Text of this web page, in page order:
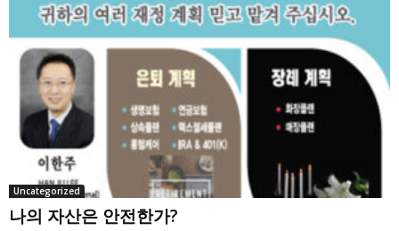
Uncategorized
나의 자산은 안전한가?